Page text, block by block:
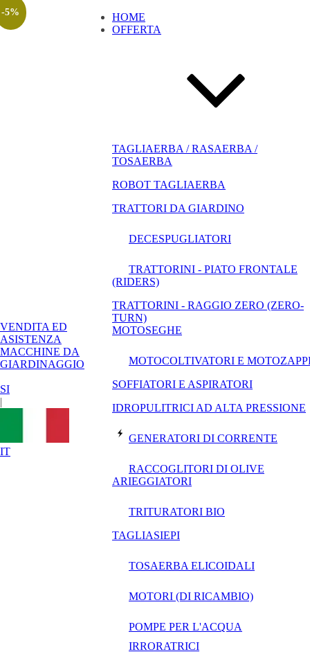
VENDITA ED
ASISTENZA
MACCHINE DA
GIARDINAGGIO
SI
|
IT
HOME
OFFERTA
TAGLIAERBA / RASAERBA /
TOSAERBA
ROBOT TAGLIAERBA
TRATTORI DA GIARDINO
DECESPUGLIATORI
TRATTORINI - PIATO FRONTALE
(RIDERS)
TRATTORINI - RAGGIO ZERO (ZERO-
TURN)
MOTOSEGHE
MOTOCOLTIVATORI E
SOFFIATORI E ASPIRATORI
IDROPULITRICI AD ALTA PRESSIONE
GENERATORI DI CORRENTE
RACCOGLITORI DI OLIVE
ARIEGGIATORI
TRITURATORI BIO
TAGLIASIEPI
TOSAERBA ELICOIDALI
MOTORI (DI RICAMBIO)
POMPE PER L'ACQUA
IRRORATRICI
-5%